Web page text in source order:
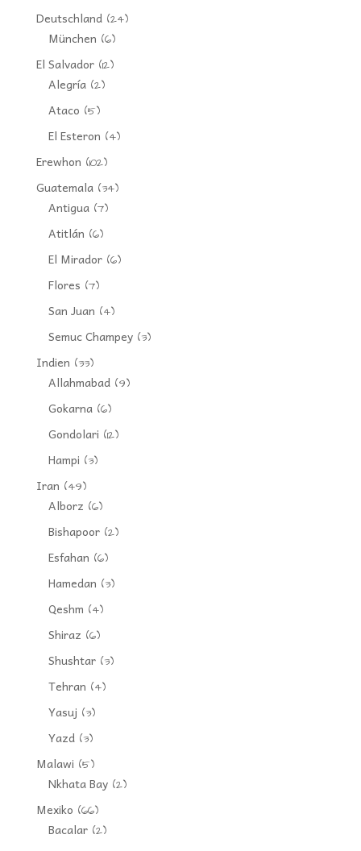
Deutschland(24)
München (6)
El Salvador(12)
Alegría(2)
Ataco (5)
El Esteron (4)
Erewhon (102)
Guatemala(34)
Antigua(7)
Atitlán (6)
El Mirador(6)
Flores (7)
San Juan (4)
Semuc Champey(3)
Indien (33)
Allahmabad(9)
Gokarna(6)
Gondolari (12)
Hampi (3)
Iran (49)
Alborz (6)
Bishapoor(2)
Esfahan (6)
Hamedan (3)
Qeshm (4)
Shiraz (6)
Shushtar(3)
Tehran (4)
Yasuj (3)
Yazd(3)
Malawi (5)
Nkhata Bay(2)
Mexiko (66)
Bacalar(2)